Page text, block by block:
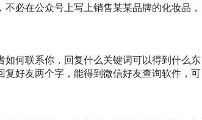
必在公众号上写上销售某某品牌的化妆品，
何联系你，回复什么关键词可以得到什么东
好友两个字，能得到微信好友查询软件，可